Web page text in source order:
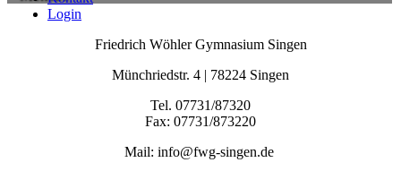
Login
Friedrich Wöhler Gymnasium Singen
Münchriedstr. 4 | 78224 Singen
Tel. 07731/87320
Fax: 07731/873220
Mail: info@fwg-singen.de